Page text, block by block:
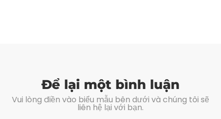
Để lại một bình luận
Vui lòng điền vào biểu mẫu bên dưới và chúng tôi sẽ
liên hệ lại với bạn.